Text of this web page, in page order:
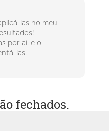
las no meu
por aí, e o
las.
fechados.